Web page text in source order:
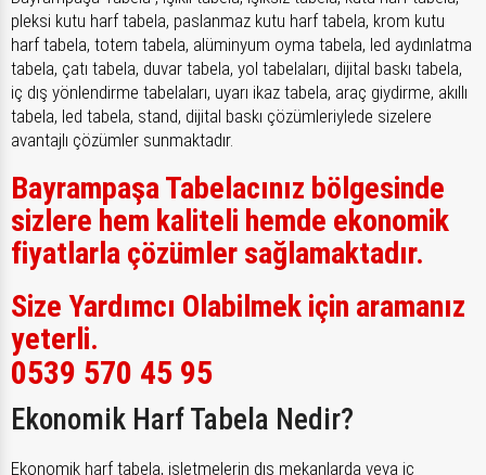
pleksi kutu harf tabela, paslanmaz kutu harf tabela, krom kutu
harf tabela, totem tabela, alüminyum oyma tabela, led aydınlatma
tabela, çatı tabela, duvar tabela, yol tabelaları, dijital baskı tabela,
iç dış yönlendirme tabelaları, uyarı ikaz tabela, araç giydirme, akıllı
tabela, led tabela, stand, dijital baskı çözümleriylede sizelere
avantajlı çözümler sunmaktadır.
Bayrampaşa Tabelacınız bölgesinde
sizlere hem kaliteli hemde ekonomik
fiyatlarla çözümler sağlamaktadır.
Size Yardımcı Olabilmek için aramanız
yeterli.
0539 570 45 95
Ekonomik Harf Tabela Nedir?
Ekonomik harf tabela, işletmelerin dış mekanlarda veya iç